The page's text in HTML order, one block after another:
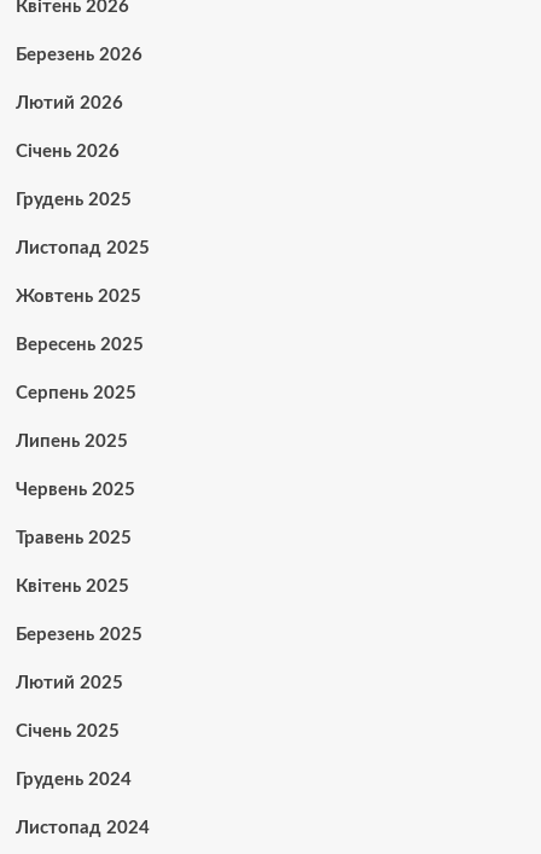
Квітень 2026
Березень 2026
Лютий 2026
Січень 2026
Грудень 2025
Листопад 2025
Жовтень 2025
Вересень 2025
Серпень 2025
Липень 2025
Червень 2025
Травень 2025
Квітень 2025
Березень 2025
Лютий 2025
Січень 2025
Грудень 2024
Листопад 2024